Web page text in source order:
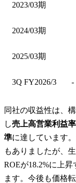
2023/03期
2024/03期
2025/03期
3Q FY2026/3 -
同社の収益性は、
し売上高営業利益
準に達しています
もありましたが、
ROEが18.2%に上
ます。今後も価格